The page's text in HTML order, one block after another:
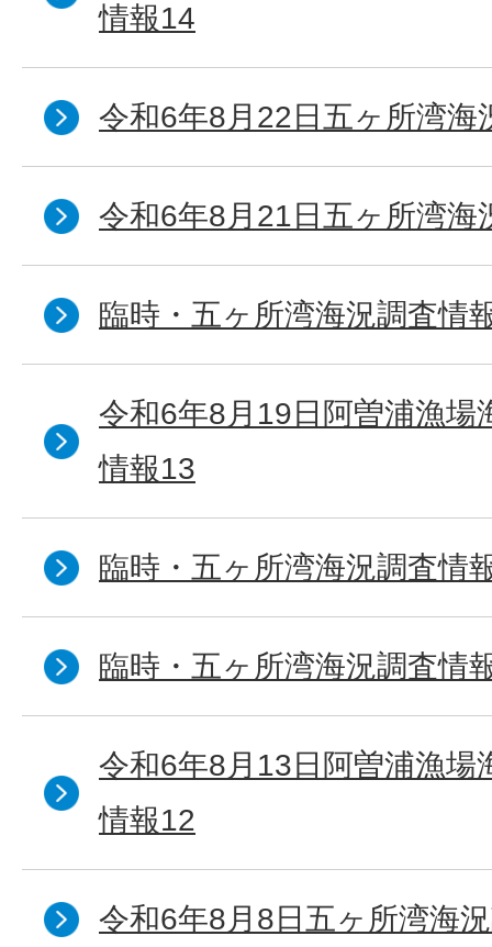
情報14
令和6年8月22日五ヶ所湾海
令和6年8月21日五ヶ所湾海
臨時・五ヶ所湾海況調査情
令和6年8月19日阿曽浦漁場
情報13
臨時・五ヶ所湾海況調査情
臨時・五ヶ所湾海況調査情
令和6年8月13日阿曽浦漁場
情報12
令和6年8月8日五ヶ所湾海